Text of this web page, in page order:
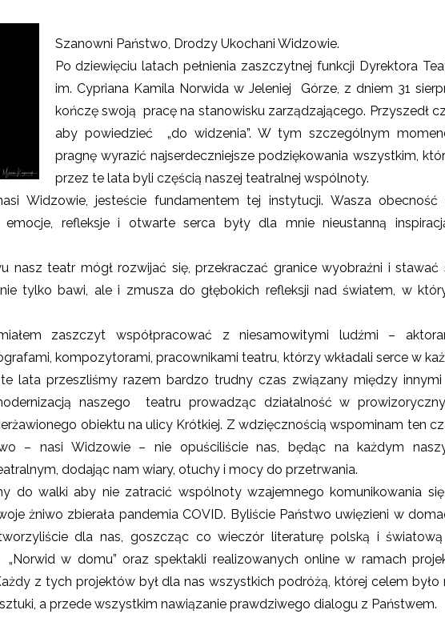
Szanowni Państwo, Drodzy Ukochani Widzowie.
Po dziewięciu latach pełnienia zaszczytnej funkcji Dyrektora
im. Cypriana Kamila Norwida w Jeleniej Górze, z dniem 31
kończę swoją pracę na stanowisku zarządzającego. Przyszedł
aby powiedzieć „do widzenia”. W tym szczególnym
pragnę wyrazić najserdeczniejsze podziękowania wszystkim,
przez te lata byli częścią naszej teatralnej wspólnoty.
Widzowie, jesteście fundamentem tej instytucji. Wasza obecność
emocje, refleksje i otwarte serca były dla mnie nieustanną
nasz teatr mógł rozwijać się, przekraczać granice wyobraźni i stawać
tylko bawi, ale i zmusza do głębokich refleksji nad światem, w
zaszczyt współpracować z niesamowitymi ludźmi –
kompozytorami, pracownikami teatru, którzy wkładali serce w
lata przeszliśmy razem bardzo trudny czas związany między
naszego teatru prowadząc działalność w
obiektu na ulicy Krótkiej. Z wdzięcznością wspominam ten
– nasi Widzowie – nie opuściliście nas, będąc na każdym
dodając nam wiary, otuchy i mocy do przetrwania.
do walki aby nie zatracić wspólnoty wzajemnego komunikowania
żniwo zbierała pandemia COVID. Byliście Państwo uwięzieni w
dla nas, goszcząc co wieczór literaturę polską i
w domu” oraz spektakli realizowanych online w ramach
z tych projektów był dla nas wszystkich podróżą, której celem było
a przede wszystkim nawiązanie prawdziwego dialogu z Państwem.